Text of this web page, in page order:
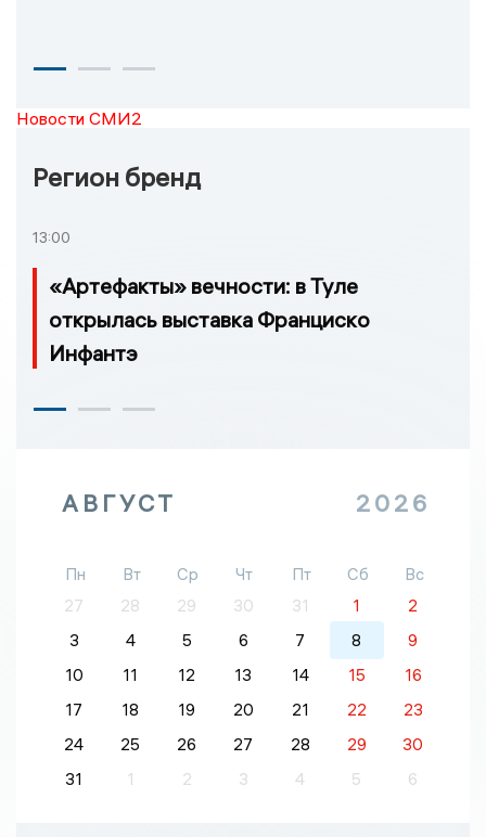
Новости СМИ2
Регион бренд
13:00
«Артефакты» вечности: в Туле
открылась выставка Франциско
Инфантэ
АВГУСТ 2026
Пн Вт Ср Чт Пт Сб
Вс
27
28 29 30 31 1
2
3
4 5 6 7 8
9
10
11 12 13 14 15
16
17
18 19 20 21 22
23
24
25 26 27 28 29
30
31
1 2 3 4 5 6